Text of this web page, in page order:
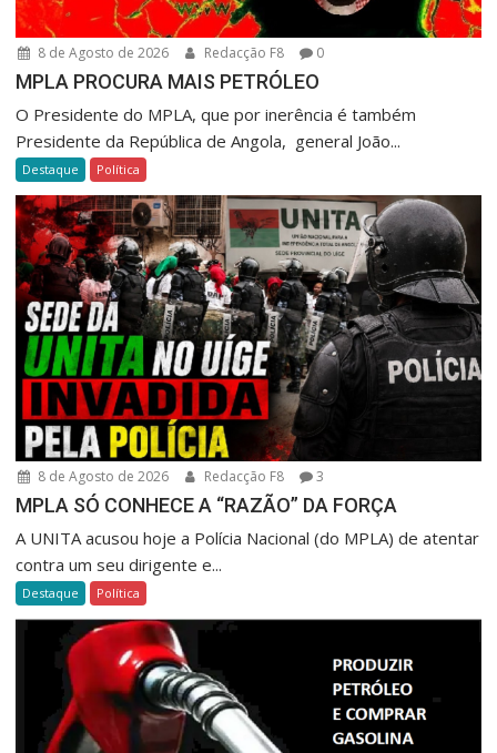
8 de Agosto de 2026 Redacção F8 0
MPLA PROCURA MAIS PETRÓLEO
O Presidente do MPLA, que por inerência é também
Presidente da República de Angola, general João...
Destaque Política
8 de Agosto de 2026 Redacção F8 3
MPLA SÓ CONHECE A “RAZÃO” DA FORÇA
A UNITA acusou hoje a Polícia Nacional (do MPLA) de atentar
contra um seu dirigente e...
Destaque Política